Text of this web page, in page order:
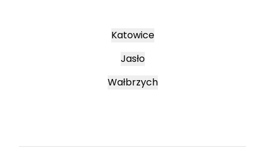
Katowice
Jasło
Wałbrzych